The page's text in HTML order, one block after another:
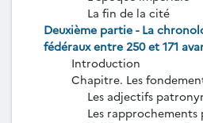
La fin de la cité
Deuxième partie - La
fédéraux entre 250 et 171
Introduction
Chapitre. Les
Les adjectifs
Les